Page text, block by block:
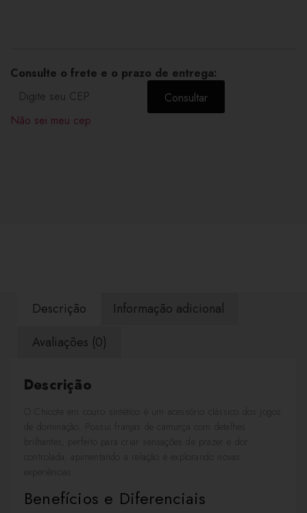
Consulte o frete e o prazo de entrega:
Consultar
Não sei meu cep
Descrição
Informação adicional
Avaliações (0)
Descrição
O Chicote em couro sintético é um acessório clássico dos jogos
de dominação. Possui franjas de camurça com detalhes
brilhantes, perfeito para criar sensações de prazer e dor
controlada, apimentando a relação e explorando novas
experiências.
Benefícios e Diferenciais